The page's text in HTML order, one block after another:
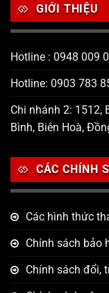
GIỚI THIỆU
Hotline : 0948 009
Hotline: 0903 783
Chi nhánh 2: 1512,
Bình, Biên Hoà,
CÁC CHÍNH
Các hình thức
Chính sách bảo
Chính sách đổi,